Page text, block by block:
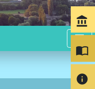
menu
account_balance
import_contacts
info